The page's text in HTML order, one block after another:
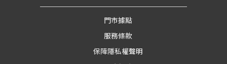
門市據點
服務條款
保障隱私權聲明